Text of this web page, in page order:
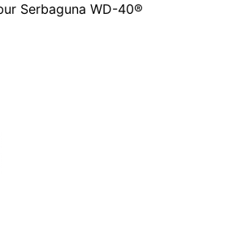
Serbaguna WD-40®